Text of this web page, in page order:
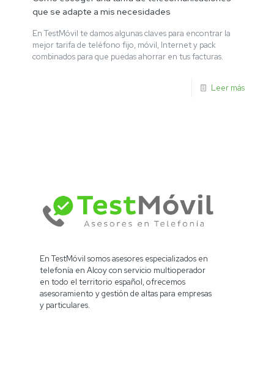
que se adapte a mis necesidades
En TestMóvil te damos algunas claves para encontrar la
mejor tarifa de teléfono fijo, móvil, Internet y pack
combinados para que puedas ahorrar en tus facturas.
Leer más
En TestMóvil somos asesores especializados en
telefonía en Alcoy con servicio multioperador
en todo el territorio español, ofrecemos
asesoramiento y gestión de altas para empresas
y particulares.